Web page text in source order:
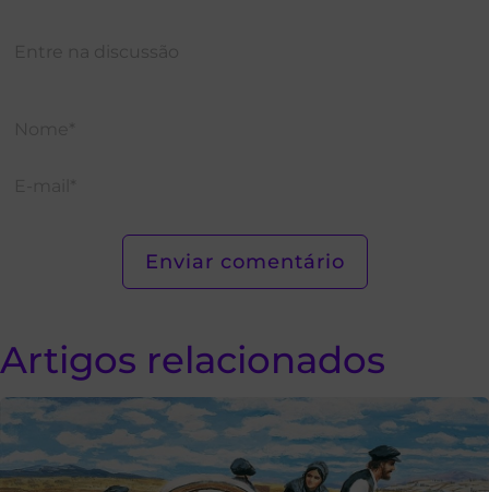
Artigos relacionados